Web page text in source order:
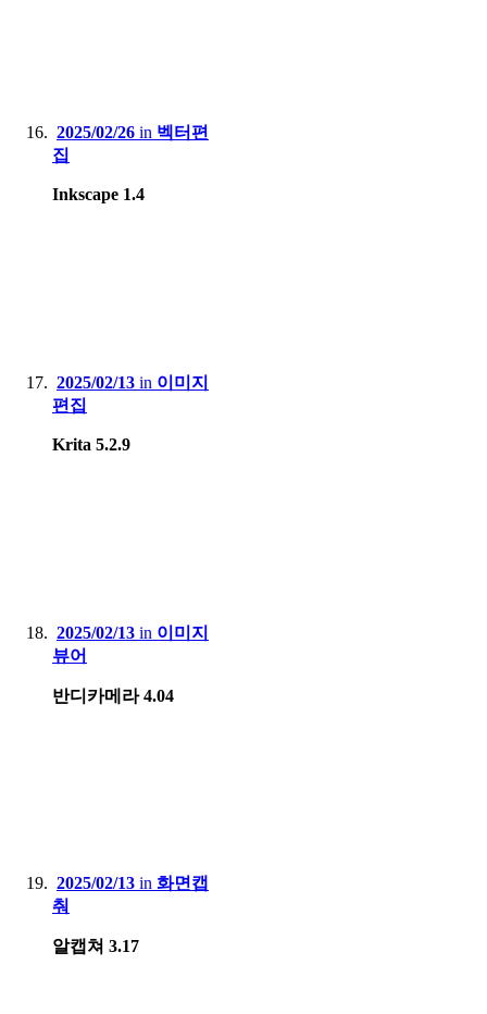
2025/02/26 in 벡터편
집
Inkscape 1.4
2025/02/13 in 이미지
편집
Krita 5.2.9
2025/02/13 in 이미지
뷰어
반디카메라 4.04
2025/02/13 in 화면캡
춰
알캡쳐 3.17